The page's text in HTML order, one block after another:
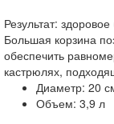
Результат:
Большая корзина
обеспечить
кастрюлях,
Диаметр: 20
Объем: 3,9 л